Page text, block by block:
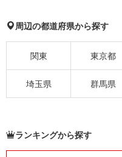
周辺の都道府県から探す
関東 東京都
埼玉県 群馬県
ランキングから探す